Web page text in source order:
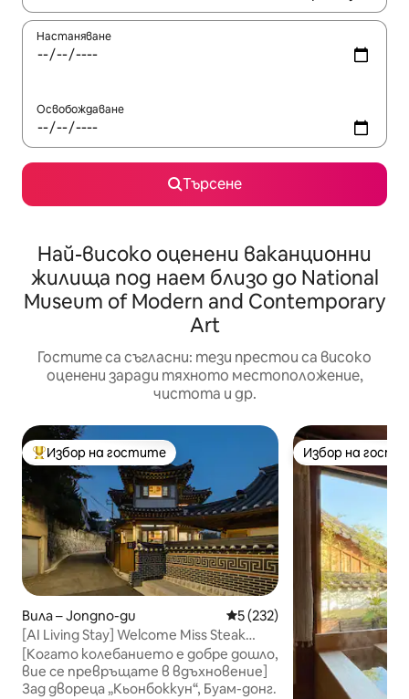
Настаняване
Освобождаване
Търсене
Най-високо оценени ваканционни
жилища под наем близо до National
Museum of Modern and Contemporary
Art
Гостите са съгласни: тези престои са високо
оценени заради тяхното местоположение,
чистота и др.
Най-популярен избор на гостите
Избор на гостите
Вила – Jongno-gu Средна оценка: 5 от 5,
5 (232)
[AI Living Stay] Welcome Miss Steak
House – Отделна къща ханок в Буам-
дон, Джонгно
[Когато колебанието е добре дошло,
вие се превръщате в вдъхновение]
Зад двореца „Кьонбоккун“, Буам-донг.
Избор на
Избор на